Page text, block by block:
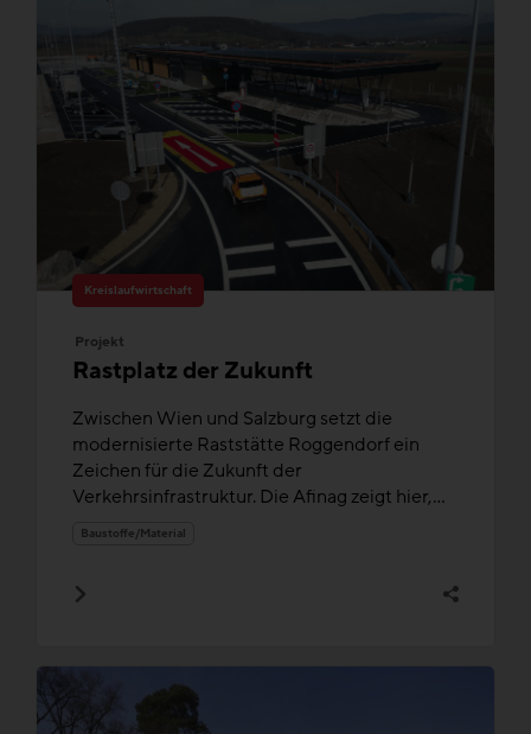
Kreislaufwirtschaft
Projekt
Rastplatz der Zukunft
Zwischen Wien und Salzburg setzt die
modernisierte Raststätte Roggendorf ein
Zeichen für die Zukunft der
Verkehrsinfrastruktur. Die Afinag zeigt hier,...
Baustoffe/Material